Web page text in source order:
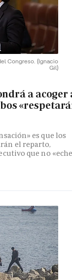
Congreso. (Ignacio
Gil)
a acoger
es que los
el reparto,
que no